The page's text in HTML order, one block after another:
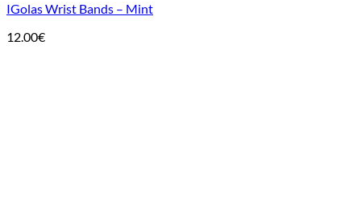
IGolas Wrist Bands – Mint
12.00€